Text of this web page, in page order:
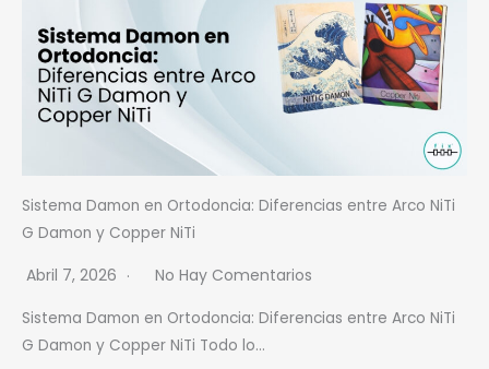
Sistema Damon en Ortodoncia: Diferencias entre Arco NiTi
G Damon y Copper NiTi
Abril 7, 2026 No Hay Comentarios
Sistema Damon en Ortodoncia: Diferencias entre Arco NiTi
G Damon y Copper NiTi Todo lo…